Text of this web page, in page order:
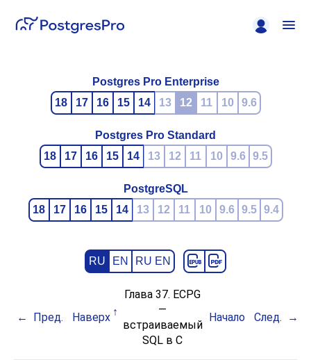
Postgres Pro Enterprise
18
17 16 15 14 13 12 11 10 9.6
Postgres Pro Standard
18
17 16 15 14 13 12 11 10 9.6 9.5
PostgreSQL
18
17 16 15 14 13 12 11 10 9.6 9.5 9.4
RU EN RU EN
Пред. Наверх
Глава 37. ECPG
—
встраиваемый
SQL в C
Начало След.